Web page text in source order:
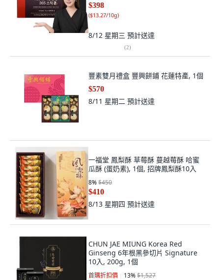
$398
($13.27/10g)
8/12 星期三 預計送達
(2)
豐素雙月禮盒 豐興餅鋪 花蓮特產, 1個
$570
8/11 星期二 預計送達
一福堂 鳳梨酥 草莓酥 蔓越莓酥 哈蜜
瓜酥 (蛋奶素), 1個, 招牌鳳梨酥10入
8%$450
$410
8/13 星期四 預計送達
CHUN JAE MIUNG Korea Red
Ginseng 6年根黑參切片 Signature
10入, 200g, 1個
首購折扣價 13%$1,527